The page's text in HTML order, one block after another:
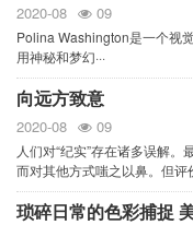
2020-08 09
Polina Washington是一个视
用神秘和梦幻···
向远方致意
2020-08 09
人们对“纪实”存在诸多误解
而对其他方式嗤之以鼻。但评
琐碎日常的色彩捕捉